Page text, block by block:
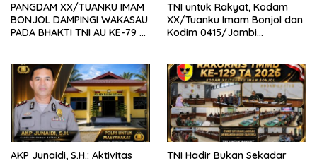
PANGDAM XX/TUANKU IMAM
BONJOL DAMPINGI WAKASAU
PADA BHAKTI TNI AU KE-79 DI
TNI untuk Rakyat, Kodam
XX/Tuanku Imam Bonjol dan
Kodim 0415/Jambi
Batang Hari
AKP Junaidi, S.H.: Aktivitas
TNI Hadir Bukan Sekadar